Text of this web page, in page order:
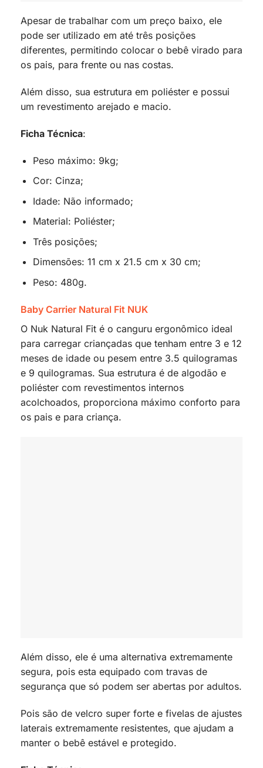
Apesar de trabalhar com um preço baixo, ele
pode ser utilizado em até três posições
diferentes, permitindo colocar o bebê virado para
os pais, para frente ou nas costas.
Além disso, sua estrutura em poliéster e possui
um revestimento arejado e macio.
Ficha Técnica:
Peso máximo: 9kg;
Cor: Cinza;
Idade: Não informado;
Material: Poliéster;
Três posições;
Dimensões: 11 cm x 21.5 cm x 30 cm;
Peso: 480g.
Baby Carrier Natural Fit NUK
O Nuk Natural Fit é o canguru ergonômico ideal
para carregar criançadas que tenham entre 3 e 12
meses de idade ou pesem entre 3.5 quilogramas
e 9 quilogramas. Sua estrutura é de algodão e
poliéster com revestimentos internos
acolchoados, proporciona máximo conforto para
os pais e para criança.
Além disso, ele é uma alternativa extremamente
segura, pois esta equipado com travas de
segurança que só podem ser abertas por adultos.
Pois são de velcro super forte e fivelas de ajustes
laterais extremamente resistentes, que ajudam a
manter o bebê estável e protegido.